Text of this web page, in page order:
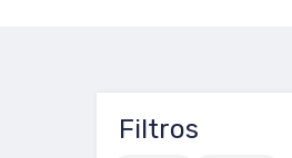
Filtros